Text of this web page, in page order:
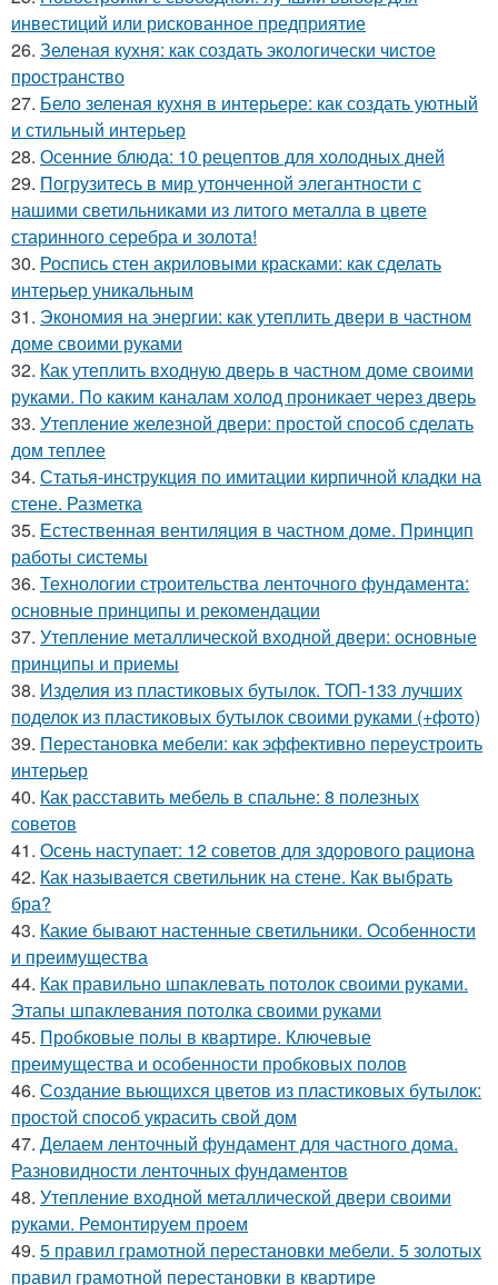
инвестиций или рискованное предприятие
26. Зеленая кухня: как создать экологически чистое
пространство
27. Бело зеленая кухня в интерьере: как создать уютный
и стильный интерьер
28. Осенние блюда: 10 рецептов для холодных дней
29. Погрузитесь в мир утонченной элегантности с
нашими светильниками из литого металла в цвете
старинного серебра и золота!
30. Роспись стен акриловыми красками: как сделать
интерьер уникальным
31. Экономия на энергии: как утеплить двери в частном
доме своими руками
32. Как утеплить входную дверь в частном доме своими
руками. По каким каналам холод проникает через дверь
33. Утепление железной двери: простой способ сделать
дом теплее
34. Статья-инструкция по имитации кирпичной кладки на
стене. Разметка
35. Естественная вентиляция в частном доме. Принцип
работы системы
36. Технологии строительства ленточного фундамента:
основные принципы и рекомендации
37. Утепление металлической входной двери: основные
принципы и приемы
38. Изделия из пластиковых бутылок. ТОП-133 лучших
поделок из пластиковых бутылок своими руками (+фото)
39. Перестановка мебели: как эффективно переустроить
интерьер
40. Как расставить мебель в спальне: 8 полезных
советов
41. Осень наступает: 12 советов для здорового рациона
42. Как называется светильник на стене. Как выбрать
бра?
43. Какие бывают настенные светильники. Особенности
и преимущества
44. Как правильно шпаклевать потолок своими руками.
Этапы шпаклевания потолка своими руками
45. Пробковые полы в квартире. Ключевые
преимущества и особенности пробковых полов
46. Создание вьющихся цветов из пластиковых бутылок:
простой способ украсить свой дом
47. Делаем ленточный фундамент для частного дома.
Разновидности ленточных фундаментов
48. Утепление входной металлической двери своими
руками. Ремонтируем проем
49. 5 правил грамотной перестановки мебели. 5 золотых
правил грамотной перестановки в квартире